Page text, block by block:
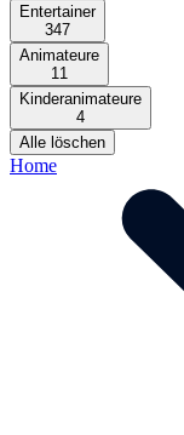
Entertainer
347
Animateure
11
Kinderanimateure
4
Alle löschen
Home